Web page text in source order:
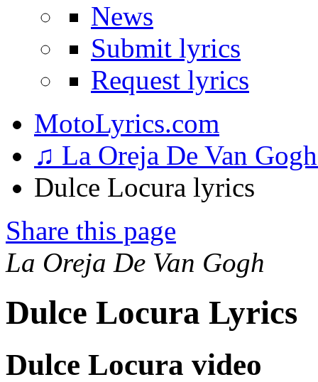
News
Submit lyrics
Request lyrics
MotoLyrics.com
♫ La Oreja De Van
Dulce Locura lyrics
Share this page
La Oreja De Van Gogh
Dulce Locura Lyrics
Dulce Locura video